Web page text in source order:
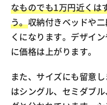
なものでも1万円近くは
う。収納付きベッドや
くになります。デザイ
に価格は上がります。
また、サイズにも留意
はシングル、セミダブ